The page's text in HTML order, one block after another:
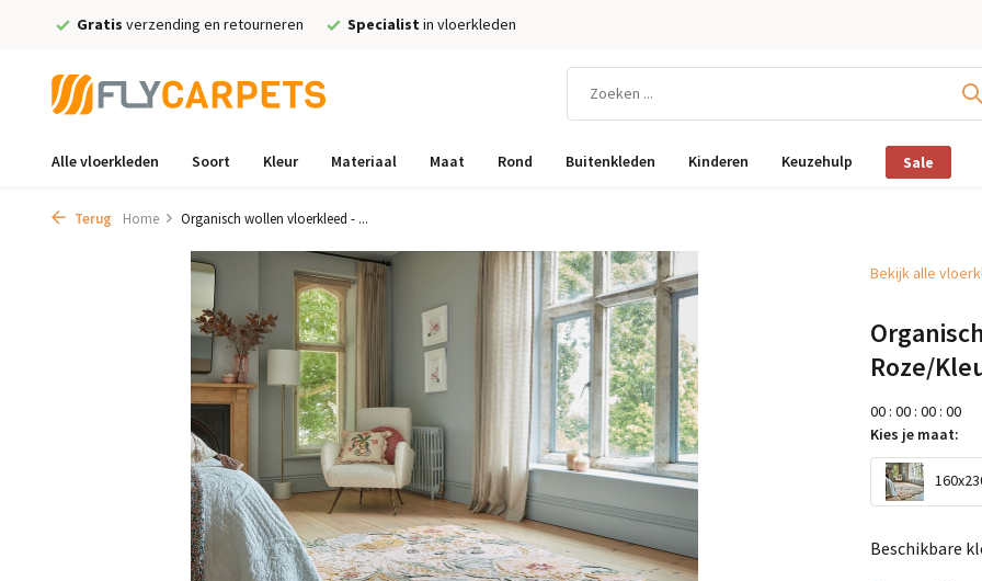
Gratis verzending en retourneren Specialist in vloerkleden
Alle vloerkleden Soort Kleur Materiaal Maat Rond Buitenkleden Kinderen Keuzehulp Sale
Terug Home Organisch wollen vloerkleed - ...
Bekijk alle
Roze/
00: 00: 00: 00
Kies je maat:
Beschikbare